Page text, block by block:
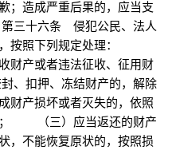
；造成严重后果的，应当支
三十六条 侵犯公民、法人
，按照下列规定处理：
财产或者违法征收、征用财
扣押、冻结财产的，解除
财产损坏或者灭失的，依照
； （三）应当返还的财产
，不能恢复原状的，按照损